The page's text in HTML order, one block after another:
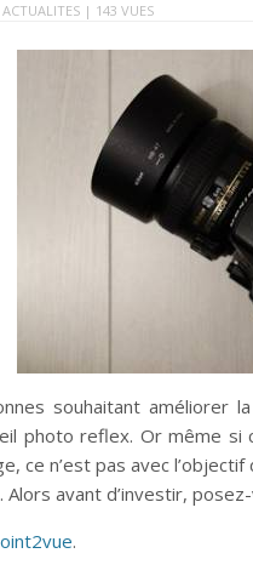
ACTUALITES | 143 VUES
souhaitant améliorer
photo reflex. Or même si
ce n’est pas avec
avant d’investir,
.